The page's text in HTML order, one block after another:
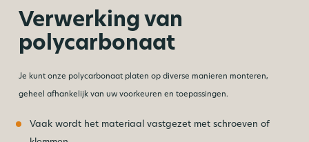
Verwerking van
polycarbonaat
Je kunt onze polycarbonaat platen op diverse manieren monteren,
geheel afhankelijk van uw voorkeuren en toepassingen.
Vaak wordt het materiaal vastgezet met schroeven of